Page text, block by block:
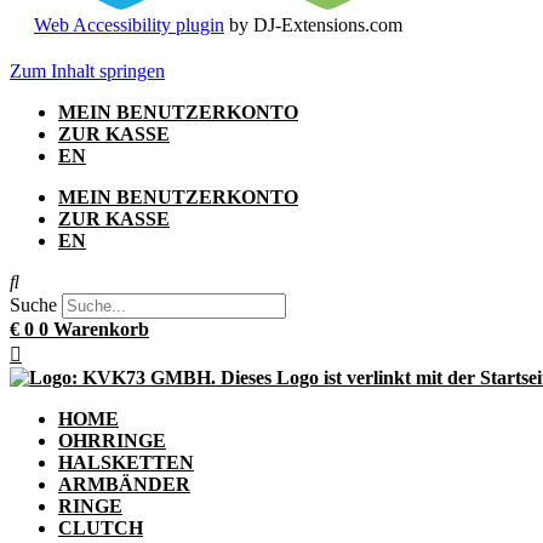
Web Accessibility plugin by DJ-Extensions.com
Zum Inhalt springen
MEIN BENUTZERKONTO
ZUR KASSE
EN
MEIN BENUTZERKONTO
ZUR KASSE
EN
Suche
€ 0 0 Warenkorb
HOME
OHRRINGE
HALSKETTEN
ARMBÄNDER
RINGE
CLUTCH